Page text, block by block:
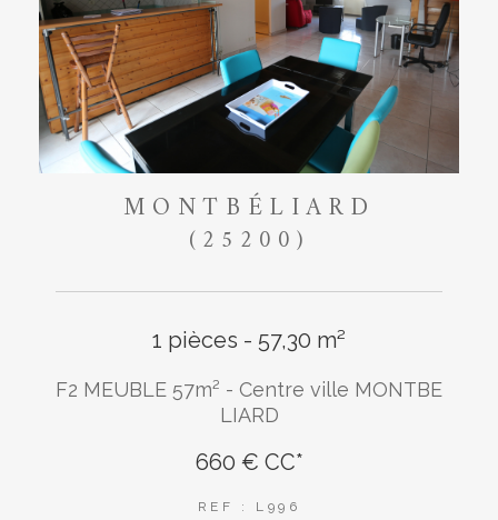
MONTBÉLIARD
(25200)
1 pièces - 57,30 m²
F2 MEUBLE 57m² - Centre ville MONTBE
LIARD
660 € CC*
REF : L996